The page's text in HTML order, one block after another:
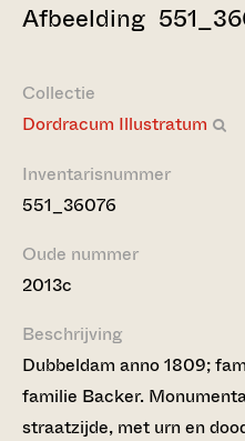
Afbeelding
Collectie
Dordracum Illustratum
Inventarisnummer
551_36076
Oude nummer
2013c
Beschrijving
Dubbeldam anno 1809;
familie Backer.
straatzijde, met urn en